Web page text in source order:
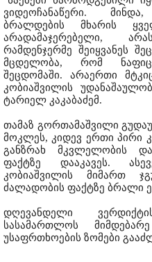
ვიდეოჩანაწერი.
ბრალდების მხარის
არადამაჯერებელი,
რამდენჯერმე შეიყვანეს
მცდელობა, რომ
შეცდომაში. არაერთი
კობიაშვილის
ტარიელ კაკაბაძემ.
თამაზ გორთამაშვილი
მოკლეს, კიდევ ერთი პირი
განზრახ მკვლელობის
ფაქტზე დააკავეს.
კობიაშვილის მიმართ
ძალადობის ფაქტზე ბრალი
დღევანდელი
სასამართლოს
უსაფრთხოების ზომები